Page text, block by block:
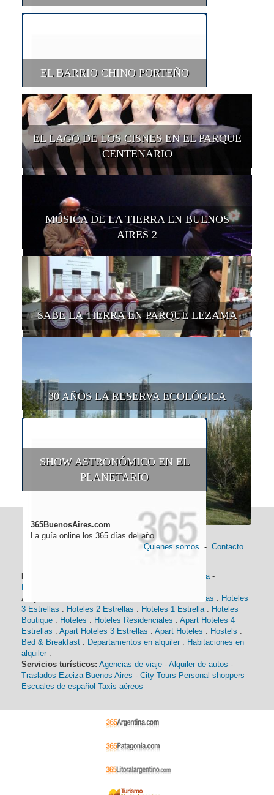
EL BARRIO CHINO PORTEÑO
EL LAGO DE LOS CISNES EN EL PARQUE
CENTENARIO
MÚSICA DE LA TIERRA EN BUENOS
AIRES 2
SABE LA TIERRA EN PARQUE LEZAMA
30 AÑOS LA RESERVA ECOLÓGICA
SHOW ASTRONÓMICO EN EL
PLANETARIO
365BuenosAires.com
La guía online los 365 días del año
Quienes somos - Contacto
Historia-
Alojamiento:
Hoteles 4 Estrellas . Hoteles
3 Estrellas . Hoteles 2 Estrellas . Hoteles 1 Estrella. Hoteles
Boutique . Hoteles . Hoteles Residenciales . Apart Hoteles 4
Estrellas . Apart Hoteles 3 Estrellas . Apart Hoteles . Hostels .
Bed & Breakfast . Departamentos en alquiler . Habitaciones en
alquiler .
Servicios turísticos: Agencias de viaje - Alquiler de autos -
Traslados Ezeiza Buenos Aires - City Tours Personal shoppers
Escuales de español Taxis aéreos